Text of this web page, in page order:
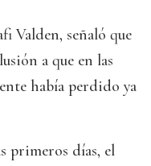
Valden, señaló que
a que en las
había perdido ya
primeros días, el